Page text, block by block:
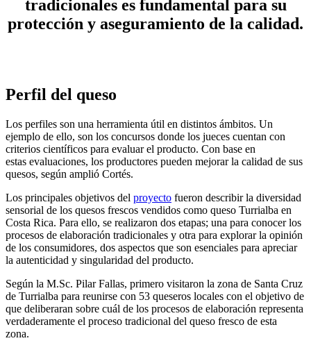
tradicionales es fundamental para su
protección y aseguramiento de la calidad.
Perfil del queso
Los perfiles son una herramienta útil en distintos ámbitos. Un
ejemplo de ello, son los concursos donde los jueces cuentan con
criterios científicos para evaluar el producto. Con base en
estas evaluaciones, los productores pueden mejorar la calidad de sus
quesos, según amplió Cortés.
Los principales objetivos del proyecto fueron describir la diversidad
sensorial de los quesos frescos vendidos como queso Turrialba en
Costa Rica. Para ello, se realizaron dos etapas; una para conocer los
procesos de elaboración tradicionales y otra para explorar la opinión
de los consumidores, dos aspectos que son esenciales para apreciar
la autenticidad y singularidad del producto.
Según la M.Sc. Pilar Fallas, primero visitaron la zona de Santa Cruz
de Turrialba para reunirse con 53 queseros locales con el objetivo de
que deliberaran sobre cuál de los procesos de elaboración representa
verdaderamente el proceso tradicional del queso fresco de esta
zona.